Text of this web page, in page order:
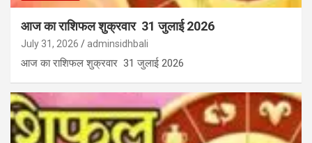
आज का राशिफल शुक्रवार 31 जुलाई 2026
July 31, 2026 adminsidhbali
आज का राशिफल शुक्रवार 31 जुलाई 2026